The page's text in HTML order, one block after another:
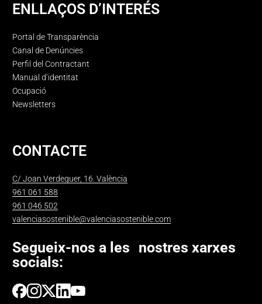
ENLLAÇOS D’INTERÉS
Portal de Transparència
Canal de Denúncies
Perfil del Contractant
Manual d’identitat
Ocupació
Newsletters
CONTACTE
C/ Joan Verdeguer, 16. València
961 061 588
961 046 502
valenciasostenible@valenciasostenible.com
Segueix-nos a les nostres xarxes
socials: